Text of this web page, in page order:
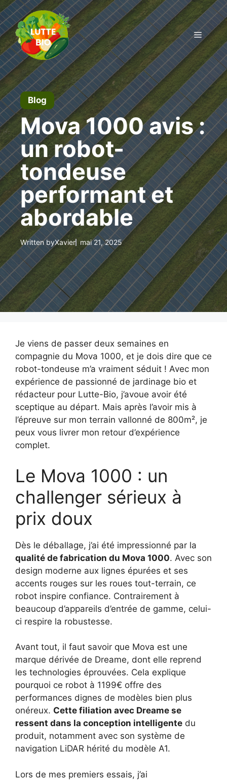
Aller
au
contenu
Menu
Blog
Mova 1000 avis :
un robot-
tondeuse
performant et
abordable
Written byXavier mai 21, 2025
Je viens de passer deux semaines en
compagnie du Mova 1000, et je dois dire que ce
robot-tondeuse m’a vraiment séduit ! Avec mon
expérience de passionné de jardinage bio et
rédacteur pour Lutte-Bio, j’avoue avoir été
sceptique au départ. Mais après l’avoir mis à
l’épreuve sur mon terrain vallonné de 800m², je
peux vous livrer mon retour d’expérience
complet.
Le Mova 1000 : un
challenger sérieux à
prix doux
Dès le déballage, j’ai été impressionné par la
qualité de fabrication du Mova 1000. Avec son
design moderne aux lignes épurées et ses
accents rouges sur les roues tout-terrain, ce
robot inspire confiance. Contrairement à
beaucoup d’appareils d’entrée de gamme, celui-
ci respire la robustesse.
Avant tout, il faut savoir que Mova est une
marque dérivée de Dreame, dont elle reprend
les technologies éprouvées. Cela explique
pourquoi ce robot à 1199€ offre des
performances dignes de modèles bien plus
onéreux. Cette filiation avec Dreame se
ressent dans la conception intelligente du
produit, notamment avec son système de
navigation LiDAR hérité du modèle A1.
Lors de mes premiers essais, j’ai